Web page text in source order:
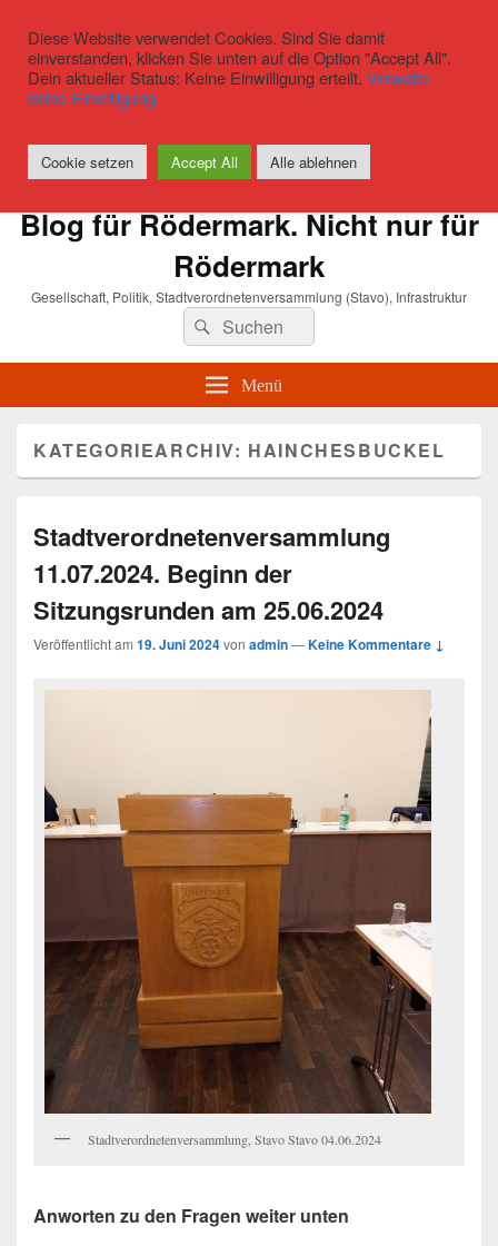
Blog für Rödermark. Nicht nur für
Rödermark
Gesellschaft, Politik, Stadtverordnetenversammlung (Stavo), Infrastruktur
Suchen
nach:
Suchen
Menü
KATEGORIEARCHIV: HAINCHESBUCKEL
Stadtverordnetenversammlung
11.07.2024. Beginn der
Sitzungsrunden am 25.06.2024
Veröffentlicht am 19. Juni 2024von admin—Keine Kommentare ↓
Stadtverordnetenversammlung, Stavo Stavo 04.06.2024
Anworten zu den Fragen weiter unten
Diese Website verwendet Cookies. Sind Sie damit
einverstanden, klicken Sie unten auf die Option "Accept All".
Dein aktueller Status: Keine Einwilligung erteilt. Verwalte
deine Einwilligung
Cookie setzen Accept All Alle ablehnen